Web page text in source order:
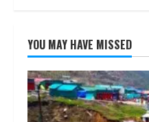
YOU MAY HAVE MISSED